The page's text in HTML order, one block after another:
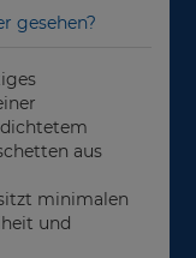
gesehen?
aus
minimalen
und